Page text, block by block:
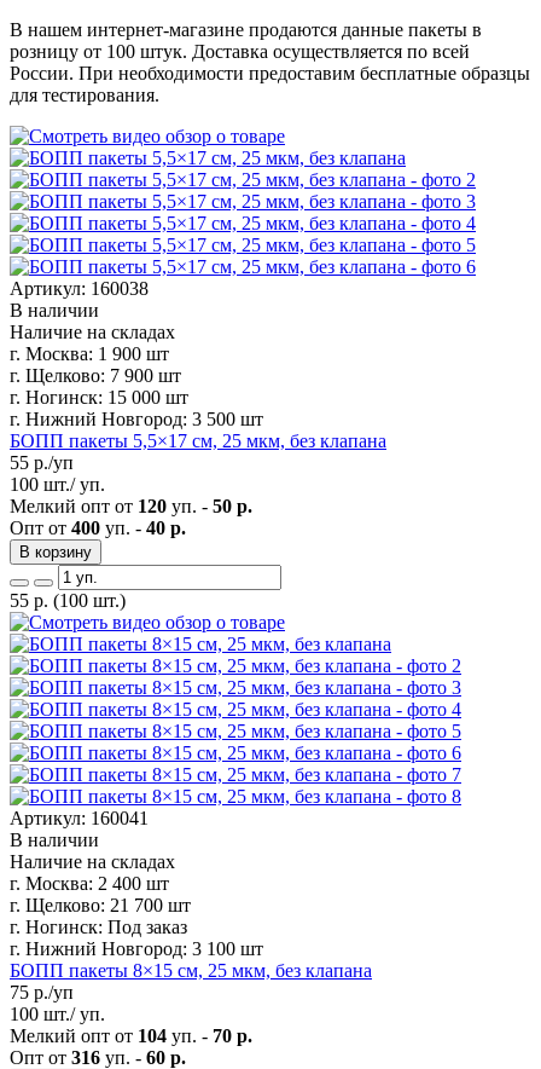
В нашем интернет-магазине продаются данные пакеты в
розницу от 100 штук. Доставка осуществляется по всей
России. При необходимости предоставим бесплатные образцы
для тестирования.
Артикул: 160038
В наличии
Наличие на складах
г. Москва: 1 900 шт
г. Щелково: 7 900 шт
г. Ногинск: 15 000 шт
г. Нижний Новгород: 3 500 шт
БОПП пакеты 5,5×17 см, 25 мкм, без клапана
55 р./уп
100 шт./ уп.
Мелкий опт от 120 уп. - 50 р.
Опт от 400 уп. - 40 р.
В корзину
55 р. (100 шт.)
Артикул: 160041
В наличии
Наличие на складах
г. Москва: 2 400 шт
г. Щелково: 21 700 шт
г. Ногинск: Под заказ
г. Нижний Новгород: 3 100 шт
БОПП пакеты 8×15 см, 25 мкм, без клапана
75 р./уп
100 шт./ уп.
Мелкий опт от 104 уп. - 70 р.
Опт от 316 уп. - 60 р.